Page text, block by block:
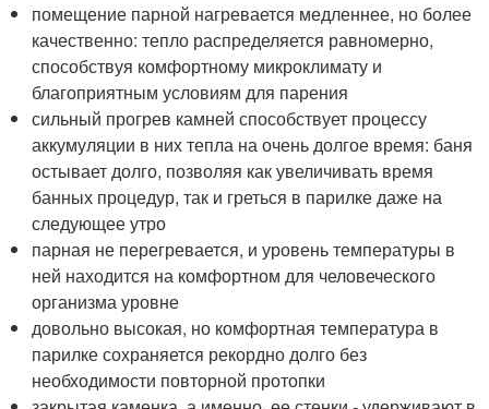
помещение парной нагревается медленнее, но более
качественно: тепло распределяется равномерно,
способствуя комфортному микроклимату и
благоприятным условиям для парения
сильный прогрев камней способствует процессу
аккумуляции в них тепла на очень долгое время: баня
остывает долго, позволяя как увеличивать время
банных процедур, так и греться в парилке даже на
следующее утро
парная не перегревается, и уровень температуры в
ней находится на комфортном для человеческого
организма уровне
довольно высокая, но комфортная температура в
парилке сохраняется рекордно долго без
необходимости повторной протопки